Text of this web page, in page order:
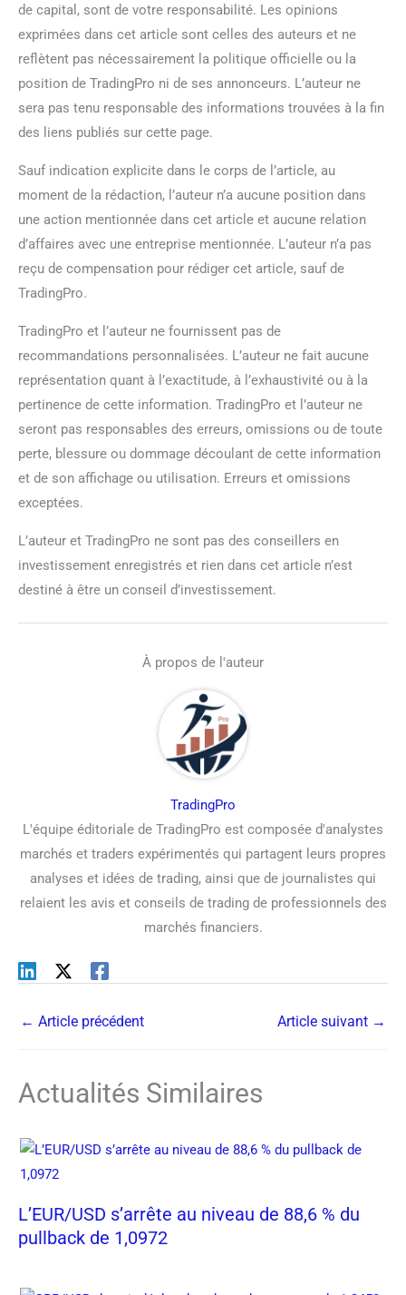
de capital, sont de votre responsabilité. Les opinions
exprimées dans cet article sont celles des auteurs et ne
reflètent pas nécessairement la politique officielle ou la
position de TradingPro ni de ses annonceurs. L’auteur ne
sera pas tenu responsable des informations trouvées à la fin
des liens publiés sur cette page.
Sauf indication explicite dans le corps de l’article, au
moment de la rédaction, l’auteur n’a aucune position dans
une action mentionnée dans cet article et aucune relation
d’affaires avec une entreprise mentionnée. L’auteur n’a pas
reçu de compensation pour rédiger cet article, sauf de
TradingPro.
TradingPro et l’auteur ne fournissent pas de
recommandations personnalisées. L’auteur ne fait aucune
représentation quant à l’exactitude, à l’exhaustivité ou à la
pertinence de cette information. TradingPro et l’auteur ne
seront pas responsables des erreurs, omissions ou de toute
perte, blessure ou dommage découlant de cette information
et de son affichage ou utilisation. Erreurs et omissions
exceptées.
L’auteur et TradingPro ne sont pas des conseillers en
investissement enregistrés et rien dans cet article n’est
destiné à être un conseil d’investissement.
À propos de l'auteur
TradingPro
L'équipe éditoriale de TradingPro est composée d'analystes
marchés et traders expérimentés qui partagent leurs propres
analyses et idées de trading, ainsi que de journalistes qui
relaient les avis et conseils de trading de professionnels des
marchés financiers.
← Article précédent Article suivant →
Actualités Similaires
L’EUR/USD s’arrête au niveau de 88,6 % du
pullback de 1,0972